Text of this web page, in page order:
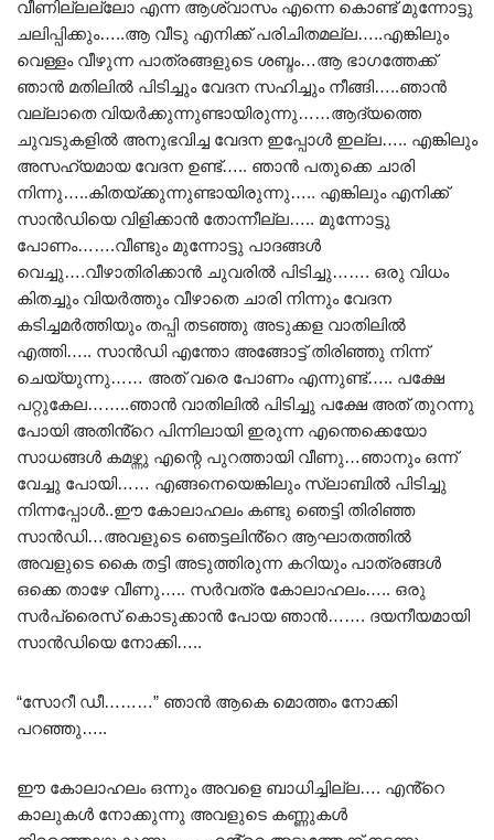
വീണില്ലല്ലോ എന്ന ആശ്വാസം എന്നെ കൊണ്ട് മുന്നോട്ടു
ചലിപ്പിക്കും…..ആ വീടു എനിക്ക് പരിചിതമല്ല…..എങ്കിലും
വെള്ളം വീഴുന്ന പാത്രങ്ങളുടെ ശബ്ദം…ആ ഭാഗത്തേക്ക്
ഞാൻ മതിലിൽ പിടിച്ചും വേദന സഹിച്ചും നീങ്ങി…..ഞാൻ
വല്ലാതെ വിയർക്കുന്നുണ്ടായിരുന്നു……ആദ്യത്തെ
ചുവടുകളിൽ അനുഭവിച്ച വേദന ഇപ്പോൾ ഇല്ല….. എങ്കിലും
അസഹ്യമായ വേദന ഉണ്ട്….. ഞാൻ പതുക്കെ ചാരി
നിന്നു…..കിതയ്ക്കുന്നുണ്ടായിരുന്നു….. എങ്കിലും എനിക്ക്
സാൻഡിയെ വിളിക്കാൻ തോന്നീല്ല….. മുന്നോട്ടു
പോണം…….വീണ്ടും മുന്നോട്ടു പാദങ്ങൾ
വെച്ചു….വീഴാതിരിക്കാൻ ചുവരിൽ പിടിച്ചു……. ഒരു വിധം
കിതച്ചും വിയർത്തും വീഴാതെ ചാരി നിന്നും വേദന
കടിച്ചമർത്തിയും തപ്പി തടഞ്ഞു അടുക്കള വാതിലിൽ
എത്തി….. സാൻഡി എന്തോ അങ്ങോട്ട് തിരിഞ്ഞു നിന്ന്
ചെയ്യുന്നു…… അത് വരെ പോണം എന്നുണ്ട്….. പക്ഷേ
പറ്റുകേല……..ഞാൻ വാതിലിൽ പിടിച്ചു പക്ഷേ അത് തുറന്നു
പോയി അതിൻ്റെ പിന്നിലായി ഇരുന്ന എന്തെക്കെയോ
സാധങ്ങൾ കമഴ്ന്നു എന്റെ പുറത്തായി വീണു…ഞാനും ഒന്ന്
വേച്ചു പോയി…… എങ്ങനെയെങ്കിലും സ്ലാബിൽ പിടിച്ചു
നിന്നപ്പോൾ..ഈ കോലാഹലം കണ്ടു ഞെട്ടി തിരിഞ്ഞ
സാൻഡി…അവളുടെ ഞെട്ടലിൻ്റെ ആഘാതത്തിൽ
അവളുടെ കൈ തട്ടി അടുത്തിരുന്ന കറിയും പാത്രങ്ങൾ
ഒക്കെ താഴേ വീണു….. സർവത്ര കോലാഹലം….. ഒരു
സർപ്രൈസ് കൊടുക്കാൻ പോയ ഞാൻ……. ദയനീയമായി
സാൻഡിയെ നോക്കി…..
“സോറീ ഡീ………” ഞാൻ ആകെ മൊത്തം നോക്കി
പറഞ്ഞു…..
ഈ കോലാഹലം ഒന്നും അവളെ ബാധിച്ചില്ല…. എൻ്റെ
കാലുകൾ നോക്കുന്നു അവളുടെ കണ്ണുകൾ